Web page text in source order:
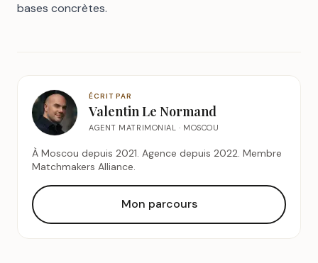
bases concrètes.
ÉCRIT PAR
Valentin Le Normand
AGENT MATRIMONIAL · MOSCOU
À Moscou depuis 2021. Agence depuis 2022. Membre
Matchmakers Alliance.
Mon parcours